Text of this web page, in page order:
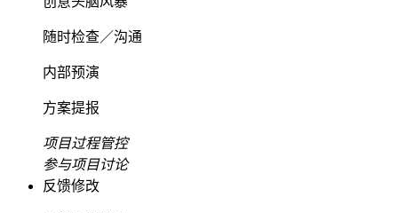
随时检查／沟通
内部预演
方案提报
项目过程管控
参与项目讨论
反馈修改